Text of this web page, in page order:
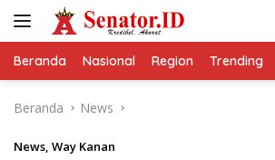
Beranda Nasional Region Trending
Beranda News
News, Way Kanan